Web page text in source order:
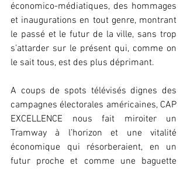
économico-médiatiques, des hommages
et inaugurations en tout genre, montrant
le passé et le futur de la ville, sans trop
s’attarder sur le présent qui, comme on
le sait tous, est des plus déprimant.
A coups de spots télévisés dignes des
campagnes électorales américaines, CAP
EXCELLENCE nous fait miroiter un
Tramway à l’horizon et une vitalité
économique qui résorberaient, en un
futur proche et comme une baguette